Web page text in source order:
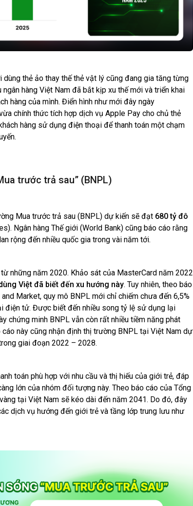
thẻ ảo thay thế thẻ vật lý cũng đang gia tăng từng
ngân hàng Việt Nam đã bắt kịp xu thế mới và triển khai
hàng của mình. Điển hình như mới đây ngày
chính thức tích hợp dịch vụ Apple Pay cho chủ thẻ
hàng sử dụng điện thoại để thanh toán một chạm
trước trả sau” (BNPL)
Mua trước trả sau (BNPL) dự kiến sẽ đạt 680 tỷ đô
Ngân hàng Thế giới (World Bank) cũng báo cáo rằng
rộng đến nhiều quốc gia trong vài năm tới.
những năm 2020. Khảo sát của MasterCard năm 2022
Việt đã biết đến xu hướng này. Tuy nhiên, theo báo
Market, quy mô BNPL mới chỉ chiếm chưa đến 6,5%
điện tử. Được biết đến nhiều song tỷ lệ sử dụng lại
chứng minh BNPL vẫn còn rất nhiều tiềm năng phát
này cũng nhận định thị trường BNPL tại Việt Nam dự
giai đoạn 2022 – 2028.
toán phù hợp với nhu cầu và thị hiếu của giới trẻ, đáp
lớn của nhóm đối tượng này. Theo báo cáo của Tổng
tại Việt Nam sẽ kéo dài đến năm 2041. Do đó, đây
dịch vụ hướng đến giới trẻ và tầng lớp trung lưu như